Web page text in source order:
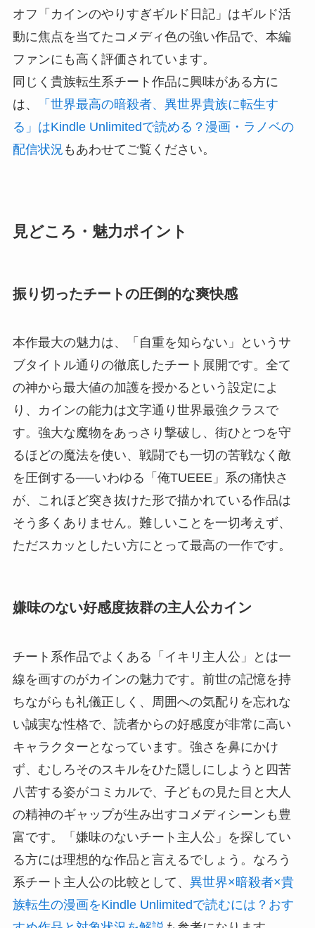
オフ「カインのやりすぎギルド日記」はギルド活
動に焦点を当てたコメディ色の強い作品で、本編
ファンにも高く評価されています。
同じく貴族転生系チート作品に興味がある方に
は、
「世界最高の暗殺者、異世界貴族に転生す
る」はKindle Unlimitedで読める？漫画・ラノベの
配信状況 もあわせてご覧ください。
見どころ・魅力ポイント
振り切ったチートの圧倒的な爽快感
本作最大の魅力は、「自重を知らない」というサ
ブタイトル通りの徹底したチート展開です。全て
の神から最大値の加護を授かるという設定によ
り、カインの能力は文字通り世界最強クラスで
す。強大な魔物をあっさり撃破し、街ひとつを守
るほどの魔法を使い、戦闘でも一切の苦戦なく敵
を圧倒する──いわゆる「俺TUEEE」系の痛快さ
が、これほど突き抜けた形で描かれている作品は
そう多くありません。難しいことを一切考えず、
ただスカッとしたい方にとって最高の一作です。
嫌味のない好感度抜群の主人公カイン
チート系作品でよくある「イキリ主人公」とは一
線を画すのがカインの魅力です。前世の記憶を持
ちながらも礼儀正しく、周囲への気配りを忘れな
い誠実な性格で、読者からの好感度が非常に高い
キャラクターとなっています。強さを鼻にかけ
ず、むしろそのスキルをひた隠しにしようと四苦
八苦する姿がコミカルで、子どもの見た目と大人
の精神のギャップが生み出すコメディシーンも豊
富です。「嫌味のないチート主人公」を探してい
る方には理想的な作品と言えるでしょう。なろう
系チート主人公の比較として、 異世界×暗殺者×貴
族転生の漫画をKindle Unlimitedで読むには？おす